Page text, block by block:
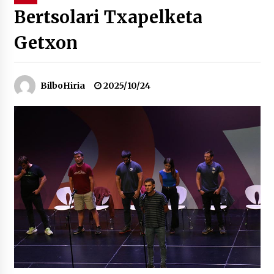
Bakaikuko barnetegitik gazteek egindako saio
2026/07/16
Tuba eta bonbardinoaren astea, Bilboko
Kontserbatorioan protagonista
2026/07/16
Auzoportala : 1×04 Auzofoniak
2026/07/15
Gaur abitua da Bilbao bbk live jaialdia
2026/07/09
Bertsolari Txapelketa
Getxon
BilboHiria 2025/10/24